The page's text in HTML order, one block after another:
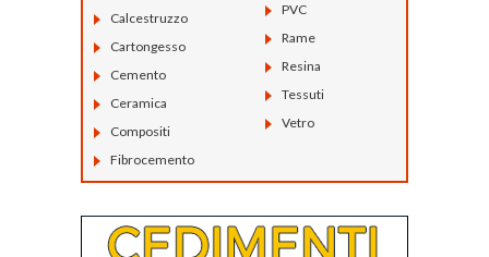
Calcestruzzo
Cartongesso
Cemento
Ceramica
Compositi
Fibrocemento
PVC
Rame
Resina
Tessuti
Vetro